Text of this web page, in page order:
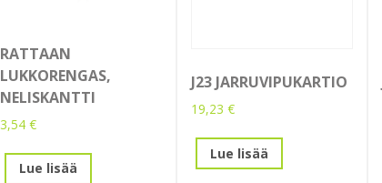
RATTAAN
LUKKORENGAS,
NELISKANTTI
3,54 €
Lue lisää
J23 JARRUVIPUKARTIO
19,23 €
Lue lisää